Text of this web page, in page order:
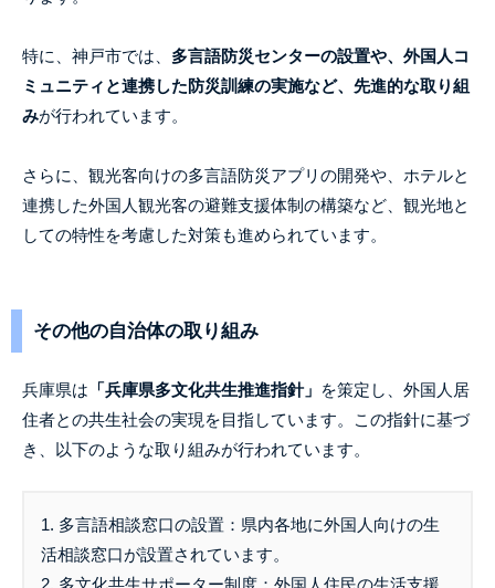
特に、神戸市では、 多言語防災センターの設置や、外国人コ
ミュニティと連携した防災訓練の実施など、先進的な取り組
みが行われています。
さらに、観光客向けの多言語防災アプリの開発や、ホテルと
連携した外国人観光客の避難支援体制の構築など、観光地と
しての特性を考慮した対策も進められています。
その他の自治体の取り組み
兵庫県は 「兵庫県多文化共生推進指針」 を策定し、外国人居
住者との共生社会の実現を目指しています。この指針に基づ
き、以下のような取り組みが行われています。
1. 多言語相談窓口の設置：県内各地に外国人向けの生
活相談窓口が設置されています。
2. 多文化共生サポーター制度：外国人住民の生活支援